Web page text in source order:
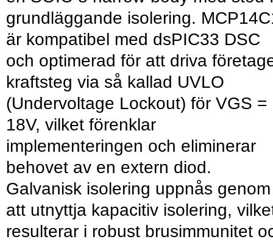
grundläggande isolering.
är kompatibel med dsPIC33 DSC
och optimerad för att driva
kraftsteg via så kallad UVLO
(Undervoltage Lockout) för VGS =
18V, vilket förenklar
implementeringen och eliminerar
behovet av en extern diod.
Galvanisk isolering uppnås genom
att utnyttja kapacitiv isolering,
resulterar i robust brusimmunitet